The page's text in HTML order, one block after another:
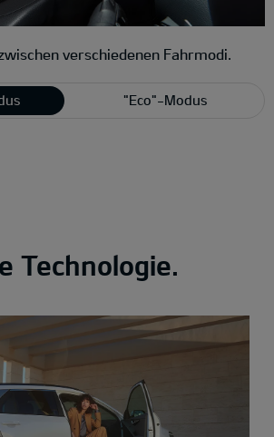
verschiedenen Fahrmodi.
"Eco"-Modus
Technologie.